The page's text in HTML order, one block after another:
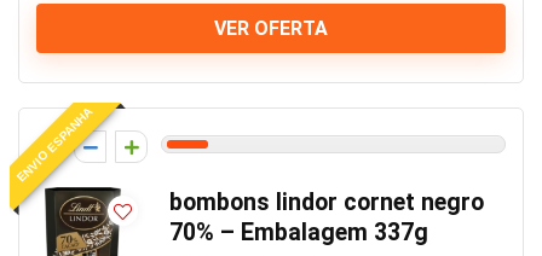
VER OFERTA
ENVIO ESPANHA
6
bombons lindor cornet negro
70% – Embalagem 337g